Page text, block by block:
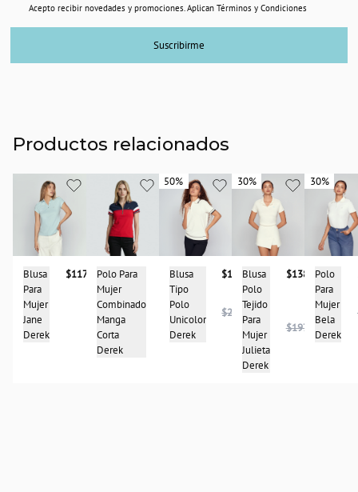
Acepto recibir novedades y promociones. Aplican Términos y Condiciones
Suscribirme
Productos relacionados
Blusa
Para
Mujer
Jane
Derek
$117.900Polo Para
Mujer
Combinado
Manga
Corta
Derek
$137.900
50%
50%
Blusa
Tipo
Polo
Unicolor
Derek
$146.950
$293.900
30%
30%
Blusa
Polo
Tejido
Para
Mujer
Julieta
Derek
$138.950
$197.900
30%
30%
Polo
Para
Mujer
Bela
Derek